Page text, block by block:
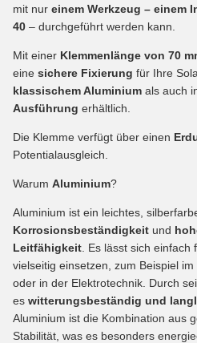
mit nur einem Werkzeug – einem
40 – durchgeführt werden kann.
Mit einer Klemmenlänge von 70
eine sichere Fixierung für Ihre
klassischem Aluminium als auch
Ausführung erhältlich.
Die Klemme verfügt über einen
Potentialausgleich.
Warum Aluminium?
Aluminium ist ein leichtes,
Korrosionsbeständigkeit und
Leitfähigkeit . Es lässt sich
vielseitig einsetzen, zum Beispiel
oder in der Elektrotechnik. Durch
es witterungsbeständig und
Aluminium ist die Kombination aus
Stabilität, was es besonders